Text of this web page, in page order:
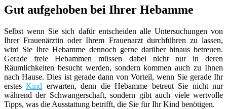
Gut aufgehoben bei Ihrer Hebamme
Selbst wenn Sie sich dafür entscheiden alle Untersuchungen von
Ihrer Frauenärztin oder Ihrem Frauenarzt durchführen zu lassen,
wird Sie Ihre Hebamme dennoch gerne darüber hinaus betreuen.
Gerade freie Hebammen müssen dabei nicht nur in deren
Räumlichkeiten besucht werden, sondern kommen auch zu Ihnen
nach Hause. Dies ist gerade dann von Vorteil, wenn Sie gerade Ihr
erstesKind erwarten, denn die Hebamme betreut Sie nicht nur
während der Schwangerschaft, sondern gibt auch viele wertvolle
Tipps, was die Ausstattung betrifft, die Sie für Ihr Kind benötigen.